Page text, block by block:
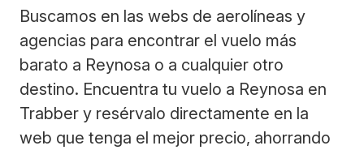
Buscamos en las webs de aerolíneas y
agencias para encontrar el vuelo más
barato a Reynosa o a cualquier otro
destino. Encuentra tu vuelo a Reynosa en
Trabber y resérvalo directamente en la
web que tenga el mejor precio, ahorrando